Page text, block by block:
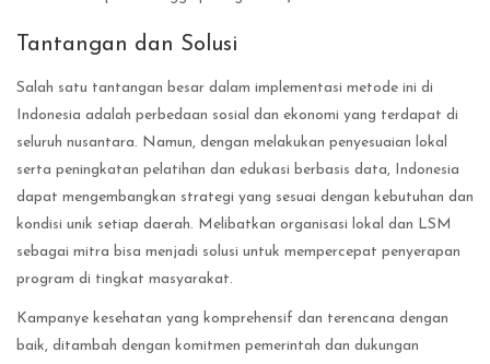
Tantangan dan Solusi
Salah satu tantangan besar dalam implementasi metode ini di
Indonesia adalah perbedaan sosial dan ekonomi yang terdapat di
seluruh nusantara. Namun, dengan melakukan penyesuaian lokal
serta peningkatan pelatihan dan edukasi berbasis data, Indonesia
dapat mengembangkan strategi yang sesuai dengan kebutuhan dan
kondisi unik setiap daerah. Melibatkan organisasi lokal dan LSM
sebagai mitra bisa menjadi solusi untuk mempercepat penyerapan
program di tingkat masyarakat.
Kampanye kesehatan yang komprehensif dan terencana dengan
baik, ditambah dengan komitmen pemerintah dan dukungan